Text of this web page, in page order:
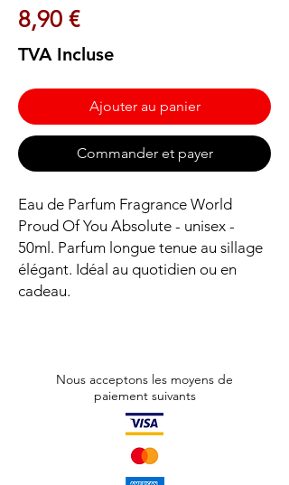
8,90 €Prix
TVA Incluse
Ajouter au panier
Commander et payer
Eau de Parfum Fragrance World
Proud Of You Absolute - unisex -
50ml. Parfum longue tenue au sillage
élégant. Idéal au quotidien ou en
cadeau.
Nous acceptons les moyens de
paiement suivants